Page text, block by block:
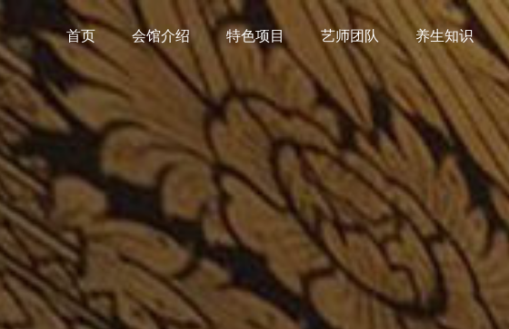
首页 会馆介绍 特色项目 艺师团队 养生知识